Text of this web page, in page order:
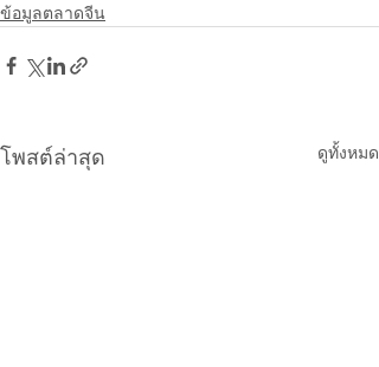
ข้อมูลตลาดจีน
โพสต์ล่าสุด ดูทั้งหมด